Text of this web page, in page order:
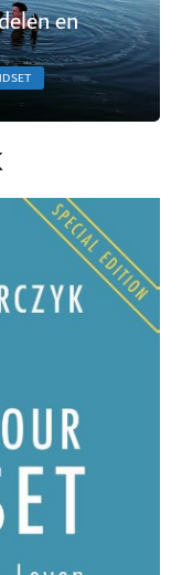
en